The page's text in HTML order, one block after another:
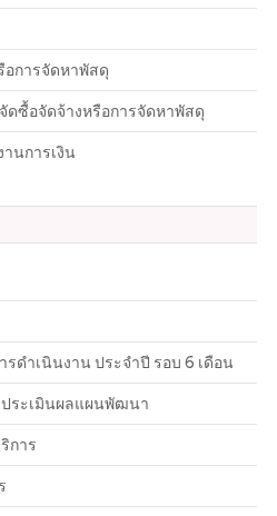
อการจัดหาพัสดุ
ดซื้อจัดจ้างหรือการจัดหาพัสดุ
นการเงิน
ดำเนินงาน ประจำปี รอบ 6 เดือน
ระเมินผลแผนพัฒนา
การ